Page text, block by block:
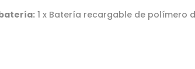
1 x Batería recargable de polímero